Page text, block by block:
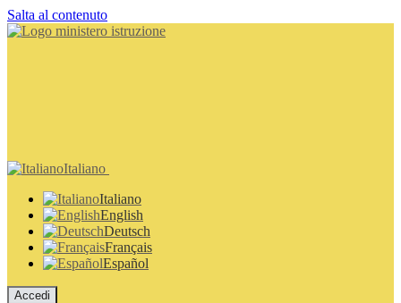
Salta al contenuto
Italiano
Italiano
English
Deutsch
Français
Español
Accedi